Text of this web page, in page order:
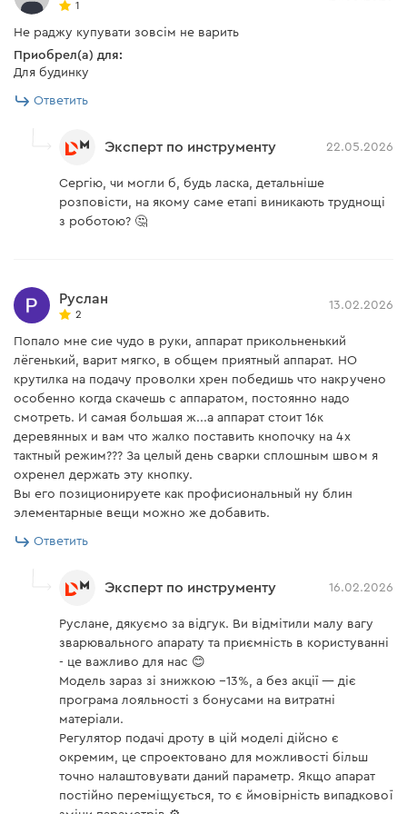
Процесс протягивания проволоки
Кнопка протягивания проволоки автоматизирует и
ускоряет ее подачу от катушки к наконечнику. Во
время этого не расходуется защитный газ, а
электрододержателем (3
Сварочный полуавтомат
Контактный наконечник
Инструкция пользователя
Скачать инструкцию к "Полуавтомат инверторный
MIG/MMA Dnipro-M MG-18DX"
1
Не раджу купувати зовсім не варить
Приобрел(а) для:
Для будинку
Ответить
Эксперт по инструменту 22.05.2026
Сергію, чи могли б, будь ласка, детальніше
розповісти, на якому саме етапі виникають труднощі
з роботою? 🤔
Руслан
2
13.02.2026
Попало мне сие чудо в руки, аппарат прикольненький
лёгенький, варит мягко, в общем приятный аппарат. НО
крутилка на подачу проволки хрен победишь что накручено
особенно когда скачешь с аппаратом, постоянно надо
смотреть. И самая большая ж...а аппарат стоит 16к
деревянных и вам что жалко поставить кнопочку на 4х
тактный режим??? За целый день сварки сплошным швом я
охренел держать эту кнопку.
Вы его позиционируете как профисиональный ну блин
элементарные вещи можно же добавить.
Ответить
Эксперт по инструменту 16.02.2026
Руслане, дякуємо за відгук. Ви відмітили малу вагу
зварювального апарату та приємність в користуванні
- це важливо для нас 😊
Модель зараз зі знижкою −13%, а без акції — діє
програма лояльності з бонусами на витратні
матеріали.
Регулятор подачі дроту в цій моделі дійсно є
окремим, це спроектовано для можливості більш
точно налаштовувати даний параметр. Якщо апарат
постійно переміщується, то є ймовірність випадкової